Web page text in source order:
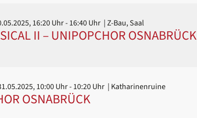
16:20 Uhr- 16:40 Uhr | Z-Bau, Saal
II – UNIPOPCHOR OSNABRÜCK
10:00 Uhr- 10:20 Uhr | Katharinenruine
OSNABRÜCK